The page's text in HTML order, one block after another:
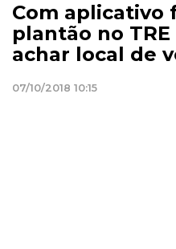
Com aplicativo
plantão no
achar local de
07/10/2018 10:15